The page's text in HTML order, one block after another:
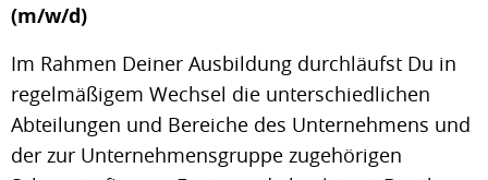
(m/w/d)
Im Rahmen Deiner Ausbildung durchläufst Du in
regelmäßigem Wechsel die unterschiedlichen
Abteilungen und Bereiche des Unternehmens und
der zur Unternehmensgruppe zugehörigen